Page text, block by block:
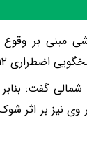
مبنی بر
هلال‌احمر اعلام شد.
گفت: بنابر
نیز بر اثر